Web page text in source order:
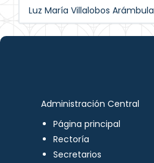
Luz María Villalobos Arámbula
Administración Central
Página principal
Rectoría
Secretarios